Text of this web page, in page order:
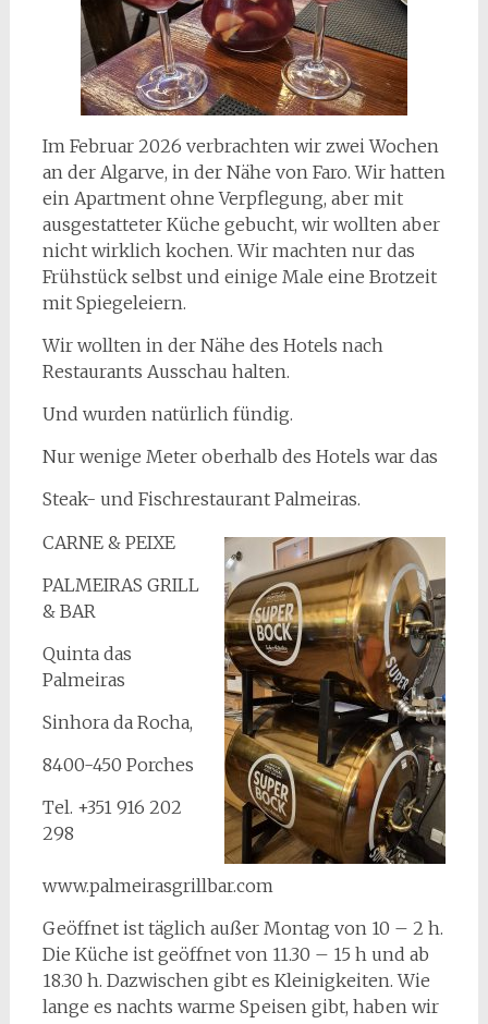
Im Februar 2026 verbrachten wir zwei Wochen
an der Algarve, in der Nähe von Faro. Wir hatten
ein Apartment ohne Verpflegung, aber mit
ausgestatteter Küche gebucht, wir wollten aber
nicht wirklich kochen. Wir machten nur das
Frühstück selbst und einige Male eine Brotzeit
mit Spiegeleiern.
Wir wollten in der Nähe des Hotels nach
Restaurants Ausschau halten.
Und wurden natürlich fündig.
Nur wenige Meter oberhalb des Hotels war das
Steak- und Fischrestaurant Palmeiras.
CARNE & PEIXE
PALMEIRAS GRILL
& BAR
Quinta das
Palmeiras
Sinhora da Rocha,
8400-450 Porches
Tel. +351 916 202
298
www.palmeirasgrillbar.com
Geöffnet ist täglich außer Montag von 10 – 2 h.
Die Küche ist geöffnet von 11.30 – 15 h und ab
18.30 h. Dazwischen gibt es Kleinigkeiten. Wie
lange es nachts warme Speisen gibt, haben wir